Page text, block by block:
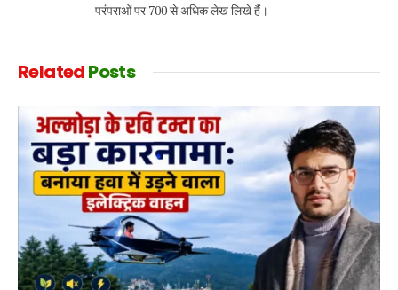
परंपराओं पर 700 से अधिक लेख लिखे हैं।
RelatedPosts